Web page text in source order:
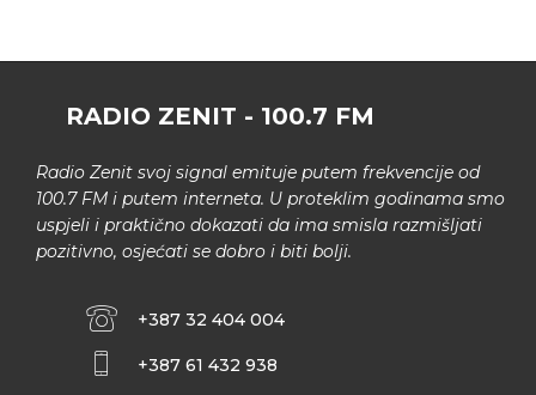
RADIO ZENIT - 100.7 FM
Radio Zenit svoj signal emituje putem frekvencije od
100.7 FM i putem interneta. U proteklim godinama smo
uspjeli i praktično dokazati da ima smisla razmišljati
pozitivno, osjećati se dobro i biti bolji.
+387 32 404 004
+387 61 432 938